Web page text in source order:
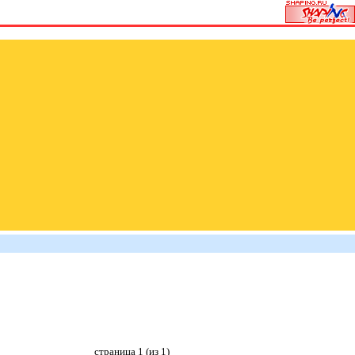
страница 1 (из 1)